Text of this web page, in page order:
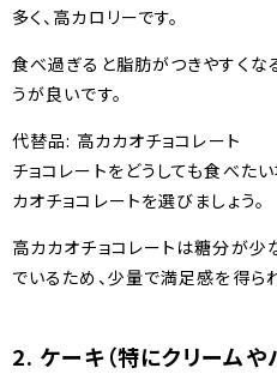
多く、高カロリーです。
食べ過ぎると脂肪がつきやすくな
うが良いです。
代替品: 高カカオチョコレート
チョコレートをどうしても食べた
カオチョコレートを選びましょう。
高カカオチョコレートは糖分が少
でいるため、少量で満足感を得ら
2. ケーキ（特にクリームや